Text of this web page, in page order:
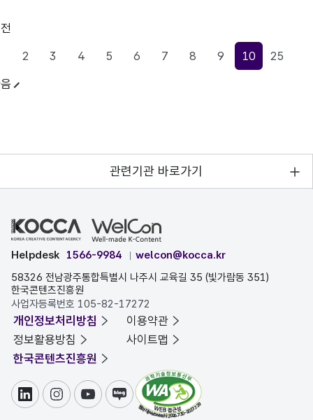
2 3 4 5 6 7 8 9
현재페이지
10
25
관련기관 바로가기
Helpdesk 1566-9984
welcon@kocca.kr
58326 전남광주통합특별시 나주시 교육길 35 (빛가람동 351)
한국콘텐츠진흥원
사업자등록번호 105-82-17272
개인정보처리방침
이용약관
정보활용방침
사이트맵
한국콘텐츠진흥원
링크드인인스타그램
유튜브블로그